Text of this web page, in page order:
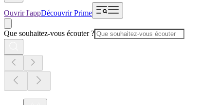
Ouvrir l'appDécouvrir Prime
Que souhaitez-vous écouter ?